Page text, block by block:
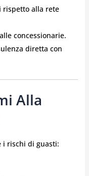
rispetto alla rete
concessionarie.
diretta con
Alla
i rischi di guasti: